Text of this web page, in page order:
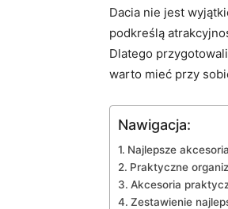
Dacia nie jest
podkreślą
Dlatego
warto mieć przy
Nawigacja:
Najlepsze
Praktyczne
Akcesoria
Zestawienie